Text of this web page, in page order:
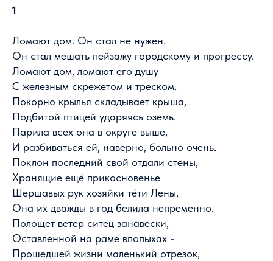
1
Ломают дом. Он стал не нужен.
Он стал мешать пейзажу городскому и прогрессу.
Ломают дом, ломают его душу
С железным скрежетом и треском.
Покорно крылья складывает крыша,
Подбитой птицей ударяясь оземь.
Парила всех она в округе выше,
И разбиваться ей, наверно, больно очень.
Поклон последний свой отдали стены,
Хранящие ещё прикосновенье
Шершавых рук хозяйки тёти Лены,
Она их дважды в год белила непременно.
Полощет ветер ситец занавески,
Оставленной на раме впопыхах -
Прошедшей жизни маленький отрезок,